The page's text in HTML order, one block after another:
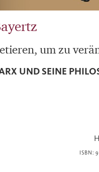
um zu
UND SEINE
ISBN: